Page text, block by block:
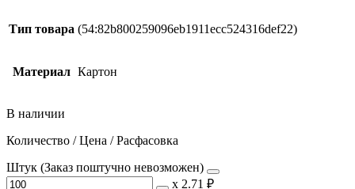
Тип товара (54:82b800259096eb1911ecc524316def22)
Материал Картон
В наличии
Количество / Цена / Расфасовка
Штук (Заказ поштучно невозможен)
х 2.71 ₽